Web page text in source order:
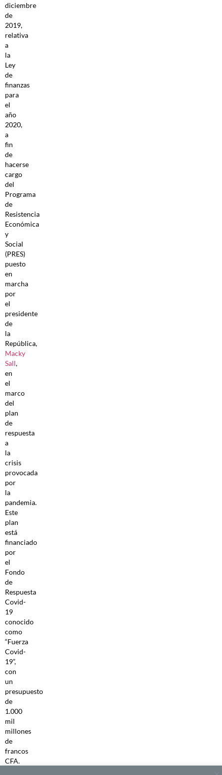
diciembre
de
2019,
relativa
a
la
Ley
de
finanzas
para
el
año
2020,
a
fin
de
hacerse
cargo
del
Programa
de
Resistencia
Económica
y
Social
(PRES)
puesto
en
marcha
por
el
presidente
de
la
República,
Macky
Sall,
en
el
marco
del
plan
de
respuesta
a
la
crisis
provocada
por
la
pandemia.
Este
plan
está
financiado
por
el
Fondo
de
Respuesta
Covid-
19
conocido
como
“Fuerza
Covid-
19”,
con
un
presupuesto
de
1.000
mil
millones
de
francos
CFA.